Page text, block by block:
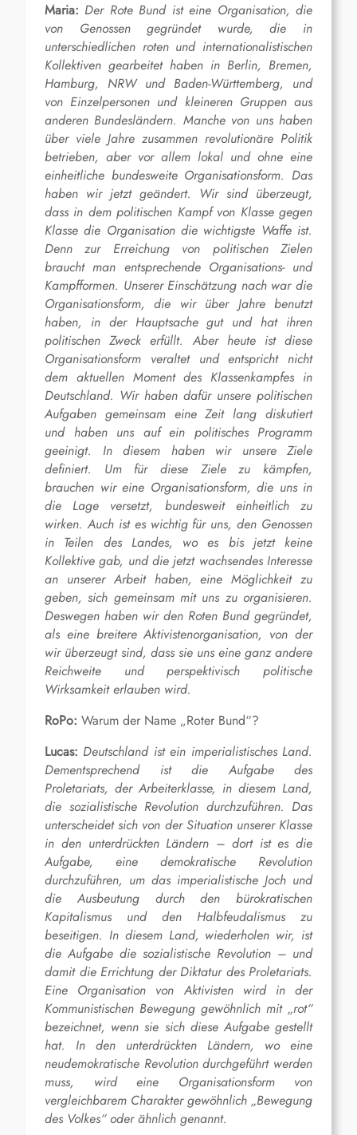
Maria: Der Rote Bund ist eine Organisation, die
von Genossen gegründet wurde, die in
unterschiedlichen roten und internationalistischen
Kollektiven gearbeitet haben in Berlin, Bremen,
Hamburg, NRW und Baden-Württemberg, und
von Einzelpersonen und kleineren Gruppen aus
anderen Bundesländern. Manche von uns haben
über viele Jahre zusammen revolutionäre Politik
betrieben, aber vor allem lokal und ohne eine
einheitliche bundesweite Organisationsform. Das
haben wir jetzt geändert. Wir sind überzeugt,
dass in dem politischen Kampf von Klasse gegen
Klasse die Organisation die wichtigste Waffe ist.
Denn zur Erreichung von politischen Zielen
braucht man entsprechende Organisations- und
Kampfformen. Unserer Einschätzung nach war die
Organisationsform, die wir über Jahre benutzt
haben, in der Hauptsache gut und hat ihren
politischen Zweck erfüllt. Aber heute ist diese
Organisationsform veraltet und entspricht nicht
dem aktuellen Moment des Klassenkampfes in
Deutschland. Wir haben dafür unsere politischen
Aufgaben gemeinsam eine Zeit lang diskutiert
und haben uns auf ein politisches Programm
geeinigt. In diesem haben wir unsere Ziele
definiert. Um für diese Ziele zu kämpfen,
brauchen wir eine Organisationsform, die uns in
die Lage versetzt, bundesweit einheitlich zu
wirken. Auch ist es wichtig für uns, den Genossen
in Teilen des Landes, wo es bis jetzt keine
Kollektive gab, und die jetzt wachsendes Interesse
an unserer Arbeit haben, eine Möglichkeit zu
geben, sich gemeinsam mit uns zu organisieren.
Deswegen haben wir den Roten Bund gegründet,
als eine breitere Aktivistenorganisation, von der
wir überzeugt sind, dass sie uns eine ganz andere
Reichweite und perspektivisch politische
Wirksamkeit erlauben wird.
RoPo: Warum der Name „Roter Bund“?
Lucas: Deutschland ist ein imperialistisches Land.
Dementsprechend ist die Aufgabe des
Proletariats, der Arbeiterklasse, in diesem Land,
die sozialistische Revolution durchzuführen. Das
unterscheidet sich von der Situation unserer Klasse
in den unterdrückten Ländern – dort ist es die
Aufgabe, eine demokratische Revolution
durchzuführen, um das imperialistische Joch und
die Ausbeutung durch den bürokratischen
Kapitalismus und den Halbfeudalismus zu
beseitigen. In diesem Land, wiederholen wir, ist
die Aufgabe die sozialistische Revolution – und
damit die Errichtung der Diktatur des Proletariats.
Eine Organisation von Aktivisten wird in der
Kommunistischen Bewegung gewöhnlich mit „rot“
bezeichnet, wenn sie sich diese Aufgabe gestellt
hat. In den unterdrückten Ländern, wo eine
neudemokratische Revolution durchgeführt werden
muss, wird eine Organisationsform von
vergleichbarem Charakter gewöhnlich „Bewegung
des Volkes“ oder ähnlich genannt.